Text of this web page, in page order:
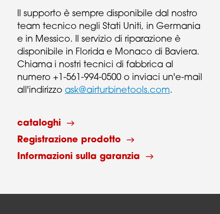
Il supporto è sempre disponibile dal nostro
team tecnico negli Stati Uniti, in Germania
e in Messico. Il servizio di riparazione è
disponibile in Florida e Monaco di Baviera.
Chiama i nostri tecnici di fabbrica al
numero +1-561-994-0500 o inviaci un'e-mail
all'indirizzo ask@airturbinetools.com.
cataloghi
Registrazione prodotto
Informazioni sulla garanzia